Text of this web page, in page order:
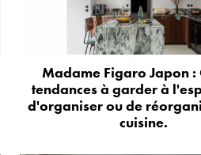
Madame Figaro Japon :
tendances à garder à
d'organiser ou de
cuisine.